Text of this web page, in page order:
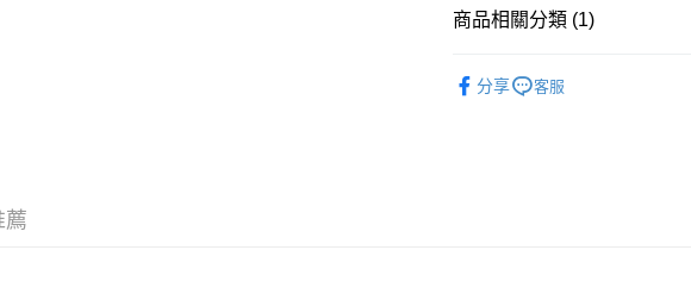
商品相關分類 (1)
分享
客服
薦